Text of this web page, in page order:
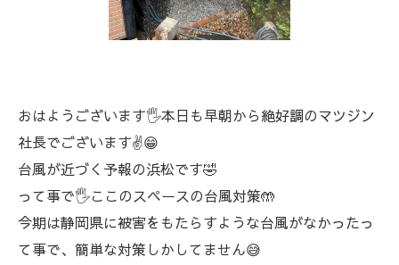
おはようございます🖐️本日も早朝から絶好調のマツジン
社長でございます✌️😁
台風が近づく予報の浜松です🤣
って事で🖐️ここのスペースの台風対策🤲
今期は静岡県に被害をもたらすような台風がなかったっ
て事で、簡単な対策しかしてません😅